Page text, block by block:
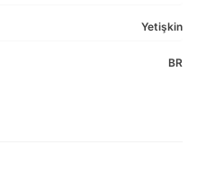
Yetişkin
BR